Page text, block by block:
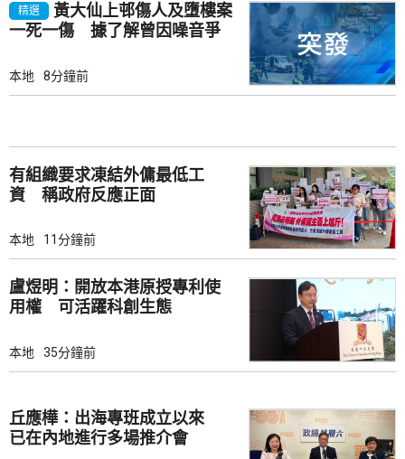
精選
黃大仙上邨傷人及墮樓案
一死一傷 據了解曾因噪音爭
本地 8分鐘前
有組織要求凍結外傭最低工
資 稱政府反應正面
本地 11分鐘前
盧煜明：開放本港原授專利使
用權 可活躍科創生態
本地 35分鐘前
丘應樺：出海專班成立以來
已在內地進行多場推介會